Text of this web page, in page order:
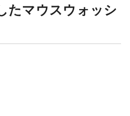
たマウスウォッシ